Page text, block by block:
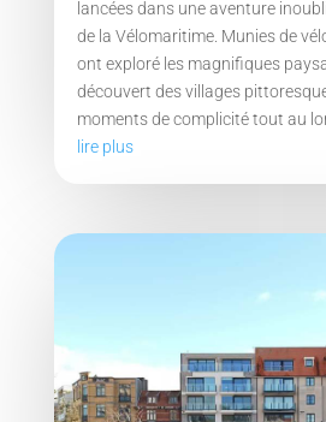
lancées dans une aventure
de la Vélomaritime. Munies de
ont exploré les magnifiques
découvert des villages
moments de complicité tout au
lire plus